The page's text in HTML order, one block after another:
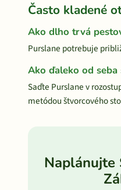
Často kladené
Ako dlho trvá
Purslane potrebuje
Ako ďaleko od seba
Saďte Purslane v
metódou štvorcového
Naplánujte